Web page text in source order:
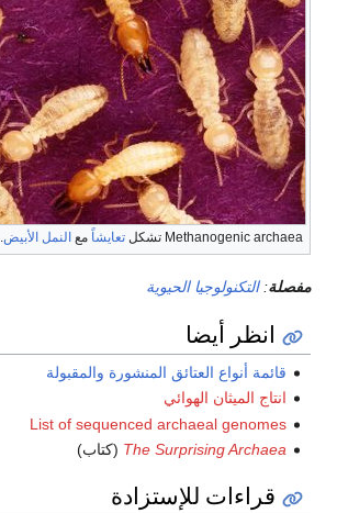
Methanogenic archaea تشكل تعايشاً مع النمل الأبيض.
مفصلة:التكنولوجيا الحيوية
انظر أيضا
قائمة أنواع العتائق المنشورة والمقبولة
انتاج الميثان الهوائي
List of sequenced archaeal genomes
The Surprising Archaea (كتاب)
قراءات للإستزادة